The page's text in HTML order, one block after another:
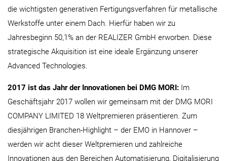
die wichtigsten generativen Fertigungsverfahren für metallische
Werkstoffe unter einem Dach. Hierfür haben wir zu
Jahresbeginn 50,1% an der REALIZER GmbH erworben. Diese
strategische Akquisition ist eine ideale Ergänzung unserer
Advanced Technologies.
2017 ist das Jahr der Innovationen bei DMG MORI: Im
Geschäftsjahr 2017 wollen wir gemeinsam mit der DMG MORI
COMPANY LIMITED 18 Weltpremieren präsentieren. Zum
diesjährigen Branchen-Highlight – der EMO in Hannover –
werden wir acht dieser Weltpremieren und zahlreiche
Innovationen aus den Bereichen Automatisierung, Digitalisierung